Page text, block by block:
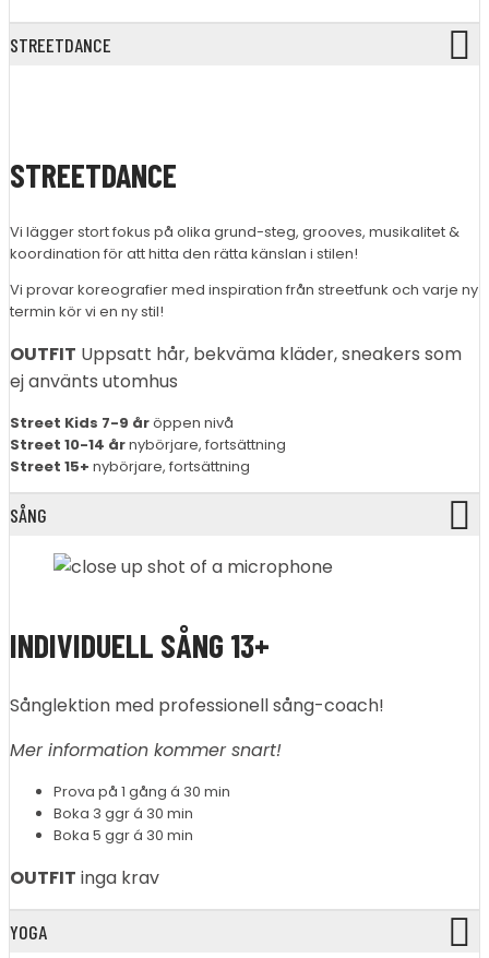
STREETDANCE
STREETDANCE
Vi lägger stort fokus på olika grund-steg, grooves, musikalitet &
koordination för att hitta den rätta känslan i stilen!
Vi provar koreografier med inspiration från streetfunk och varje ny
termin kör vi en ny stil!
OUTFIT Uppsatt hår, bekväma kläder, sneakers som
ej använts utomhus
Street Kids 7-9 åröppen nivå
Street 10-14 årnybörjare, fortsättning
Street 15+ nybörjare, fortsättning
SÅNG
INDIVIDUELL SÅNG 13+
Sånglektion med professionell sång-coach!
Mer information kommer snart!
Prova på 1 gång á 30 min
Boka 3 ggr á 30 min
Boka 5 ggr á 30 min
OUTFIT inga krav
YOGA